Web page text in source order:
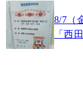
8/7（
「西